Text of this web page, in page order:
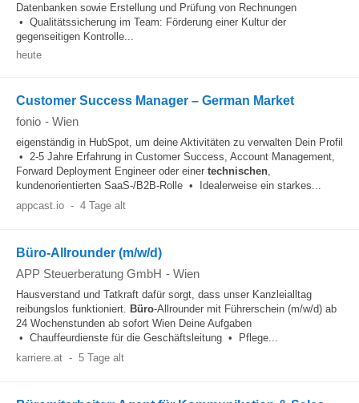
Datenbanken sowie Erstellung und Prüfung von Rechnungen
• Qualitätssicherung im Team: Förderung einer Kultur der
gegenseitigen Kontrolle...
heute
Customer Success Manager – German Market
fonio - Wien
eigenständig in HubSpot, um deine Aktivitäten zu verwalten Dein Profil
• 2-5 Jahre Erfahrung in Customer Success, Account Management,
Forward Deployment Engineer oder einer technischen,
kundenorientierten SaaS-/B2B-Rolle • Idealerweise ein starkes...
appcast.io - 4 Tage alt
Büro-Allrounder (m/w/d)
APP Steuerberatung GmbH - Wien
Hausverstand und Tatkraft dafür sorgt, dass unser Kanzleialltag
reibungslos funktioniert. Büro-Allrounder mit Führerschein (m/w/d) ab
24 Wochenstunden ab sofort Wien Deine Aufgaben
• Chauffeurdienste für die Geschäftsleitung • Pflege...
karriere.at - 5 Tage alt